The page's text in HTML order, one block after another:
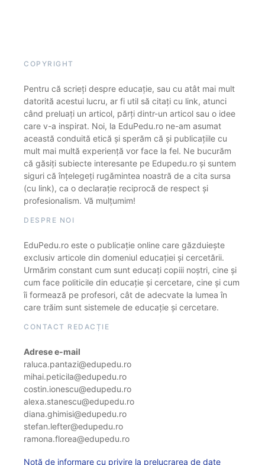
COPYRIGHT
Pentru că scrieți despre educație, sau cu atât mai mult
datorită acestui lucru, ar fi util să citați cu link, atunci
când preluați un articol, părți dintr-un articol sau o idee
care v-a inspirat. Noi, la EduPedu.ro ne-am asumat
această conduită etică și sperăm că și publicațiile cu
mult mai multă experiență vor face la fel. Ne bucurăm
că găsiți subiecte interesante pe Edupedu.ro și suntem
siguri că înțelegeți rugămintea noastră de a cita sursa
(cu link), ca o declarație reciprocă de respect și
profesionalism. Vă mulțumim!
DESPRE NOI
EduPedu.ro este o publicație online care găzduiește
exclusiv articole din domeniul educației și cercetării.
Urmărim constant cum sunt educați copiii noștri, cine și
cum face politicile din educație și cercetare, cine și cum
îi formează pe profesori, cât de adecvate la lumea în
care trăim sunt sistemele de educație și cercetare.
CONTACT REDACȚIE
Adrese e-mail
raluca.pantazi@edupedu.ro
mihai.peticila@edupedu.ro
costin.ionescu@edupedu.ro
alexa.stanescu@edupedu.ro
diana.ghimisi@edupedu.ro
stefan.lefter@edupedu.ro
ramona.florea@edupedu.ro
Notă de informare cu privire la prelucrarea de date